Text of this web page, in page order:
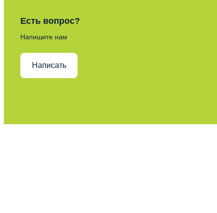
Есть вопрос?
Напишите нам
Написать